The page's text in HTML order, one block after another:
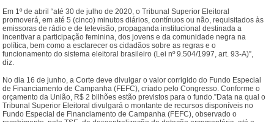
Em 1º de abril “até 30 de julho de 2020, o Tribunal Superior Eleitoral
promoverá, em até 5 (cinco) minutos diários, contínuos ou não, requisitados às
emissoras de rádio e de televisão, propaganda institucional destinada a
incentivar a participação feminina, dos jovens e da comunidade negra na
política, bem como a esclarecer os cidadãos sobre as regras e o
funcionamento do sistema eleitoral brasileiro (Lei nº 9.504/1997, art. 93-A)”,
diz.
No dia 16 de junho, a Corte deve divulgar o valor corrigido do Fundo Especial
de Financiamento de Campanha (FEFC), criado pelo Congresso. Conforme o
orçamento da União, R$ 2 bilhões estão previstos para o fundo.”Data na qual o
Tribunal Superior Eleitoral divulgará o montante de recursos disponíveis no
Fundo Especial de Financiamento de Campanha (FEFC), observado o